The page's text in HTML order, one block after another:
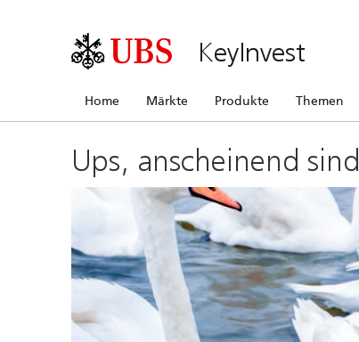
KeyInvest
Home Märkte Produkte Themen
Ups, anscheinend